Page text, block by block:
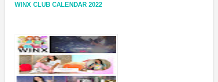
WINX CLUB CALENDAR 2022